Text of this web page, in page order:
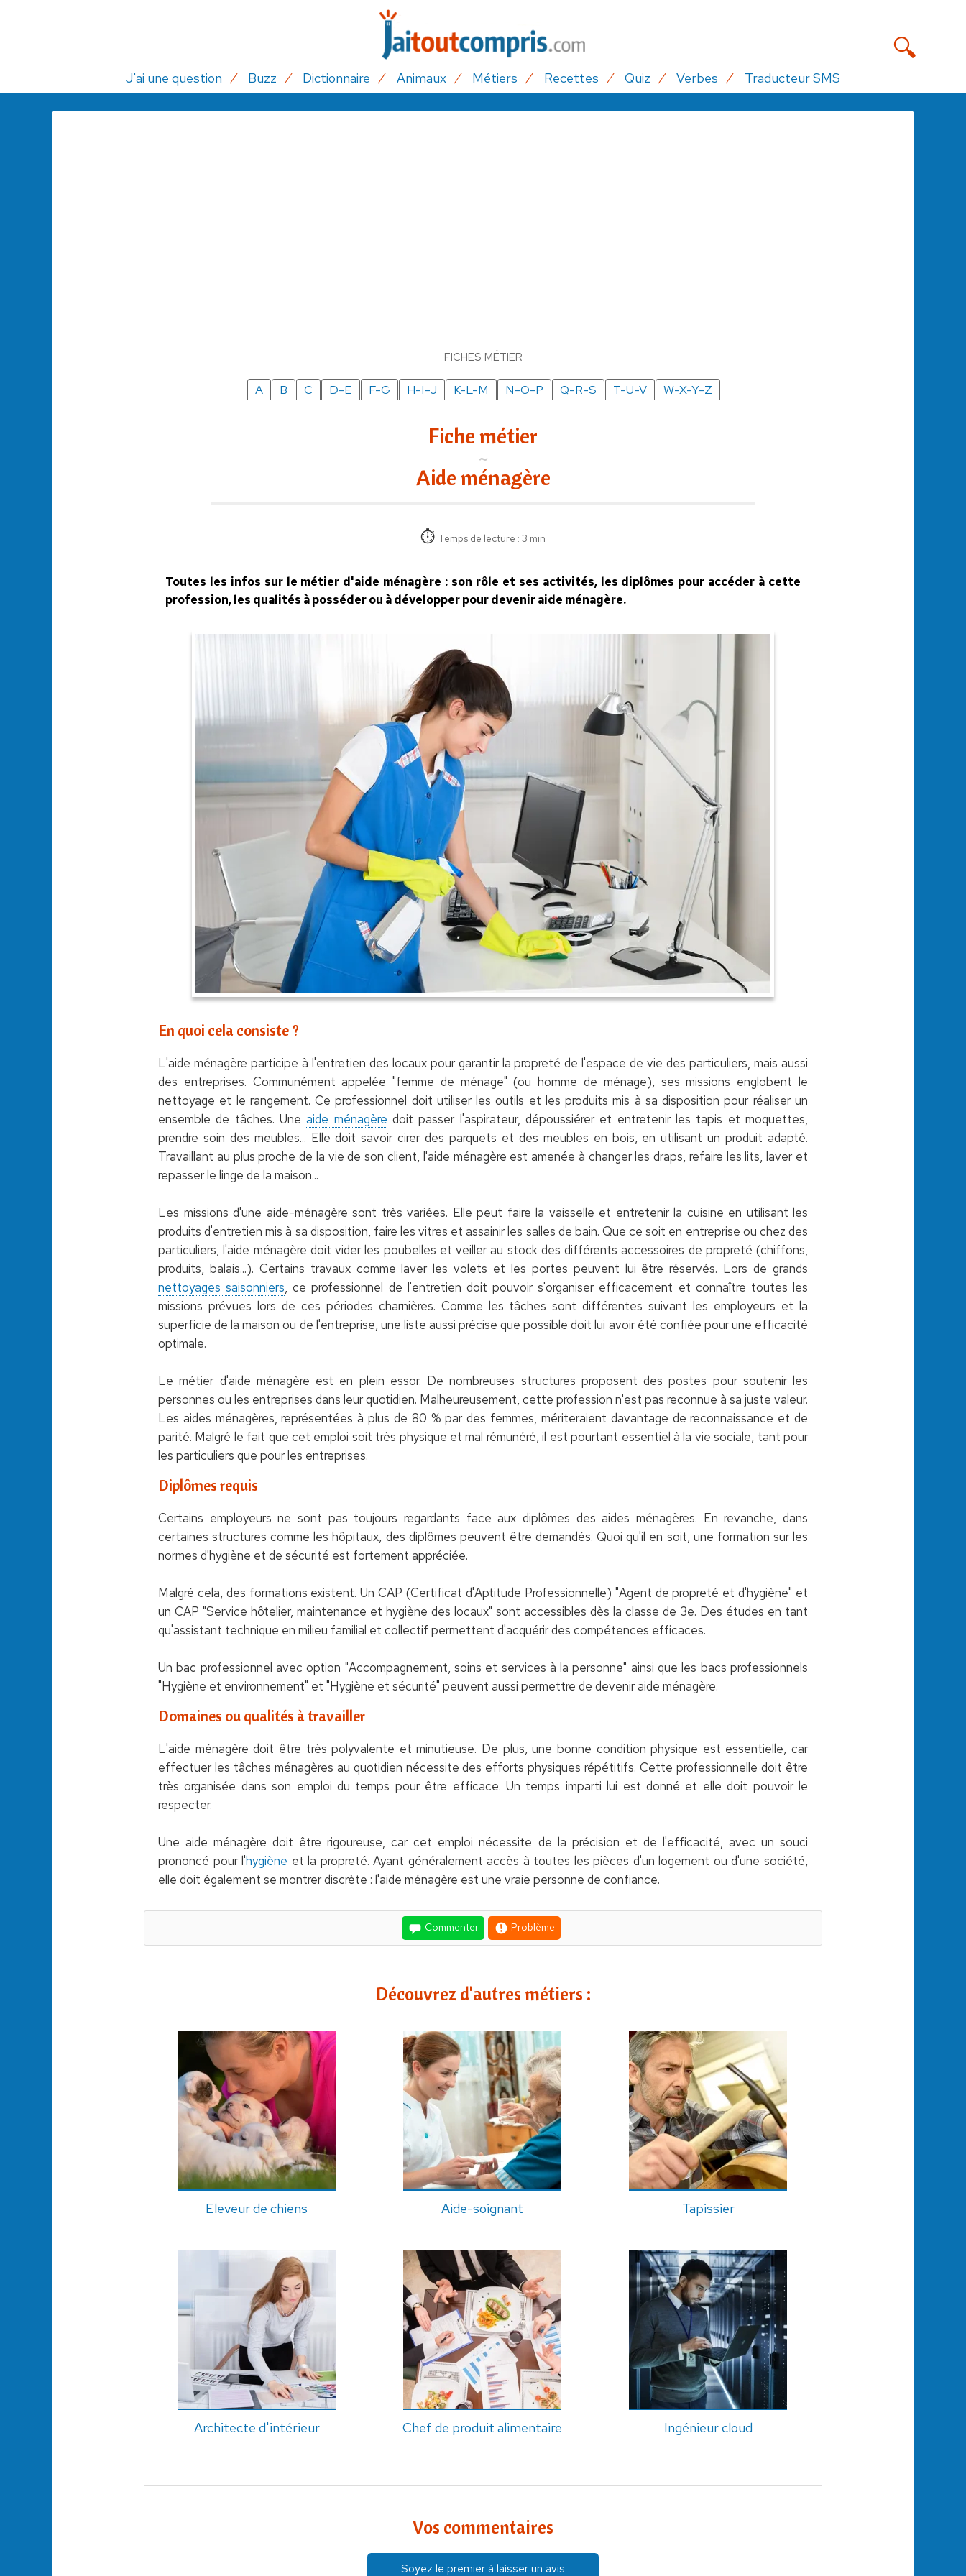
J'ai une question Buzz Dictionnaire Animaux Métiers Recettes Quiz Verbes Traducteur SMS
FICHES MÉTIER
A B C D-E F-G H-I-J K-L-M N-O-P Q-R-S T-U-V W-X-Y-Z
Fiche métier
Aide ménagère
Temps de lecture : 3 min
Toutes les infos sur le métier d'aide ménagère : son rôle et ses activités, les diplômes pour accéder à cette
profession, les qualités à posséder ou à développer pour devenir aide ménagère.
En quoi cela consiste ?
L'aide ménagère participe à l'entretien des locaux pour garantir la propreté de l'espace de vie des particuliers, mais aussi
des entreprises. Communément appelée "femme de ménage" (ou homme de ménage), ses missions englobent le
nettoyage et le rangement. Ce professionnel doit utiliser les outils et les produits mis à sa disposition pour réaliser un
ensemble de tâches. Uneaide ménagère doit passer l'aspirateur, dépoussiérer et entretenir les tapis et moquettes,
prendre soin des meubles... Elle doit savoir cirer des parquets et des meubles en bois, en utilisant un produit adapté.
Travaillant au plus proche de la vie de son client, l'aide ménagère est amenée à changer les draps, refaire les lits, laver et
repasser le linge de la maison...
Les missions d'une aide-ménagère sont très variées. Elle peut faire la vaisselle et entretenir la cuisine en utilisant les
produits d'entretien mis à sa disposition, faire les vitres et assainir les salles de bain. Que ce soit en entreprise ou chez des
particuliers, l'aide ménagère doit vider les poubelles et veiller au stock des différents accessoires de propreté (chiffons,
produits, balais...). Certains travaux comme laver les volets et les portes peuvent lui être réservés. Lors de grands
nettoyages saisonniers, ce professionnel de l'entretien doit pouvoir s'organiser efficacement et connaître toutes les
missions prévues lors de ces périodes charnières. Comme les tâches sont différentes suivant les employeurs et la
superficie de la maison ou de l'entreprise, une liste aussi précise que possible doit lui avoir été confiée pour une efficacité
optimale.
Le métier d'aide ménagère est en plein essor. De nombreuses structures proposent des postes pour soutenir les
personnes ou les entreprises dans leur quotidien. Malheureusement, cette profession n'est pas reconnue à sa juste valeur.
Les aides ménagères, représentées à plus de 80 % par des femmes, mériteraient davantage de reconnaissance et de
parité. Malgré le fait que cet emploi soit très physique et mal rémunéré, il est pourtant essentiel à la vie sociale, tant pour
les particuliers que pour les entreprises.
Diplômes requis
Certains employeurs ne sont pas toujours regardants face aux diplômes des aides ménagères. En revanche, dans
certaines structures comme les hôpitaux, des diplômes peuvent être demandés. Quoi qu'il en soit, une formation sur les
normes d'hygiène et de sécurité est fortement appréciée.
Malgré cela, des formations existent. Un CAP (Certificat d'Aptitude Professionnelle) "Agent de propreté et d'hygiène" et
un CAP "Service hôtelier, maintenance et hygiène des locaux" sont accessibles dès la classe de 3e. Des études en tant
qu'assistant technique en milieu familial et collectif permettent d'acquérir des compétences efficaces.
Un bac professionnel avec option "Accompagnement, soins et services à la personne" ainsi que les bacs professionnels
"Hygiène et environnement" et "Hygiène et sécurité" peuvent aussi permettre de devenir aide ménagère.
Domaines ou qualités à travailler
L'aide ménagère doit être très polyvalente et minutieuse. De plus, une bonne condition physique est essentielle, car
effectuer les tâches ménagères au quotidien nécessite des efforts physiques répétitifs. Cette professionnelle doit être
très organisée dans son emploi du temps pour être efficace. Un temps imparti lui est donné et elle doit pouvoir le
respecter.
Une aide ménagère doit être rigoureuse, car cet emploi nécessite de la précision et de l'efficacité, avec un souci
prononcé pour l'hygiène et la propreté. Ayant généralement accès à toutes les pièces d'un logement ou d'une société,
elle doit également se montrer discrète : l'aide ménagère est une vraie personne de confiance.
Commenter Problème
Découvrez d'autres métiers :
Eleveur de chiens Aide-soignant Tapissier
Architecte d'intérieur Chef de produit alimentaire Ingénieur cloud
Vos commentaires
Soyez le premier à laisser un avis